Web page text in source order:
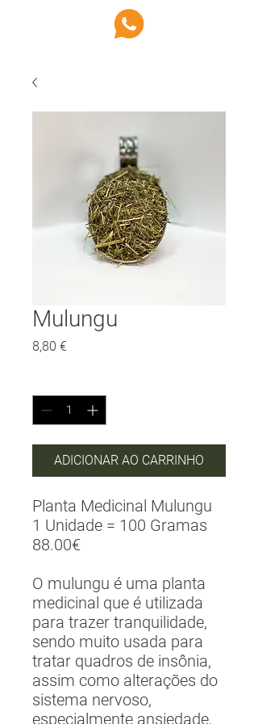
Mulungu
8,80 €
ADICIONAR AO CARRINHO
Planta Medicinal Mulungu
1 Unidade = 100 Gramas
88.00€
O mulungu é uma planta
medicinal que é utilizada
para trazer tranquilidade,
sendo muito usada para
tratar quadros de insônia,
assim como alterações do
sistema nervoso,
especialmente ansiedade,